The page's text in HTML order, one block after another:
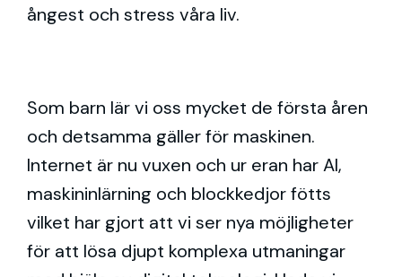
ångest och stress våra liv.
Som barn lär vi oss mycket de första åren
och detsamma gäller för maskinen.
Internet är nu vuxen och ur eran har AI,
maskininlärning och blockkedjor fötts
vilket har gjort att vi ser nya möjligheter
för att lösa djupt komplexa utmaningar